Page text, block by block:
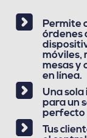
Permite
órdenes
móviles,
mesas y
en línea.
Una
para un
perfecto
Tus